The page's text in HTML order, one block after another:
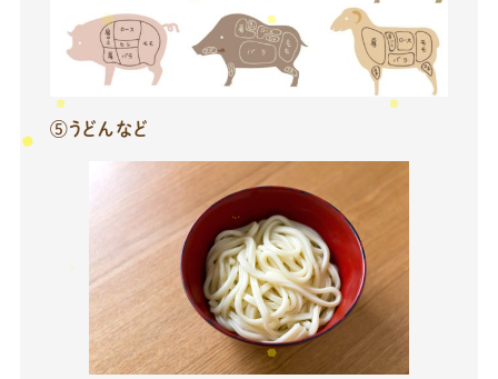
⑤うどんなど